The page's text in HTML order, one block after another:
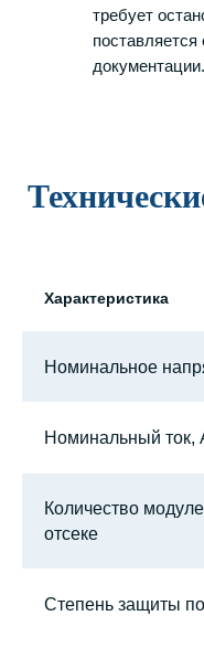
требует
документации.
Характеристика
Номинальное
Номинальный ток,
Количество
отсеке
Степень защиты